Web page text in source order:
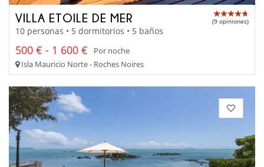
VILLA ETOILE DE MER (9 opiniones)
10 personas • 5 dormitorios • 5 baños
500 € - 1 600 €
Por noche
Isla Mauricio Norte - Roches Noires